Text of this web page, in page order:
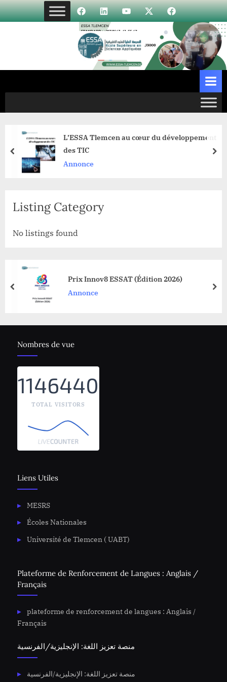
Skip
to
Élément
de
menu
Élément
de
menu
Élément
de
Élément
de
menu
Incubateur
L’ESSA Tlemcen au cœur du développement
des TIC
Annonce
prev
Listing Category
No listings found
Prix Innov8 ESSAT (Édition 2026)
Annonce
prev
Nombres de vue
1146440
TOTAL VISITORS
Liens Utiles
MESRS
Écoles Nationales
Université de Tlemcen ( UABT)
Plateforme de Renforcement de Langues : Anglais /
Français
plateforme de renforcement de langues : Anglais /
Français
منصة تعزيز اللغة: الإنجليزية/الفرنسية
منصة تعزيز اللغة: الإنجليزية/الفرنسية